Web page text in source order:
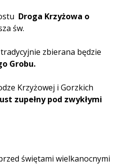
Droga Krzyżowa o
św.
zbierana będzie
Grobu.
Krzyżowej i Gorzkich
zupełny pod zwykłymi
świętami wielkanocnymi